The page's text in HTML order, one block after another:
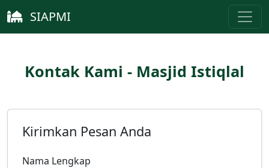
SIAPMI
Kontak Kami - Masjid Istiqlal
Kirimkan Pesan Anda
Nama Lengkap